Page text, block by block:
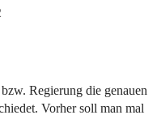
Regierung die genauen
Vorher soll man mal